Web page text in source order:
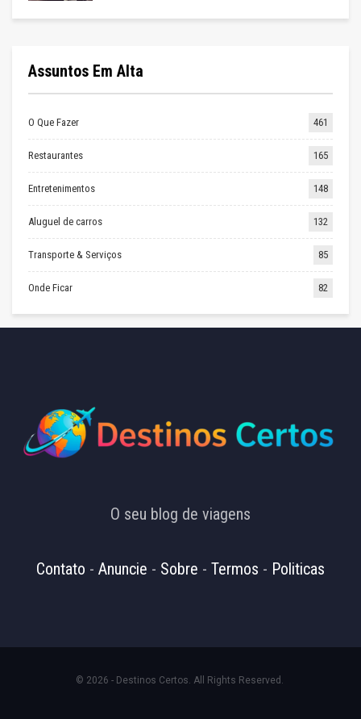
Assuntos Em Alta
O Que Fazer 461
Restaurantes 165
Entretenimentos 148
Aluguel de carros 132
Transporte & Serviços 85
Onde Ficar 82
O seu blog de viagens
Contato - Anuncie - Sobre - Termos - Politicas
© 2026 - Destinos Certos. All Rights Reserved.